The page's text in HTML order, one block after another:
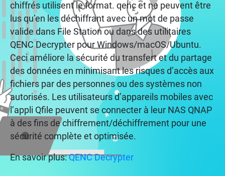
chiffrés utilisent le format. qenc et ne peuvent être
lus qu’en les déchiffrant avec un mot de passe
valide dans File Station ou dans des utilitaires
QENC Decrypter pour Windows/macOS/Ubuntu.
Ceci améliore la sécurité du transfert et du partage
des données en minimisant les risques d’accès aux
fichiers par des personnes ou des systèmes non
autorisés. Les utilisateurs d’appareils mobiles avec
l’appli Qfile peuvent se connecter à leur NAS QNAP
à des fins de chiffrement/déchiffrement pour une
sécurité complète et optimisée.
En savoir plus:QENC Decrypter